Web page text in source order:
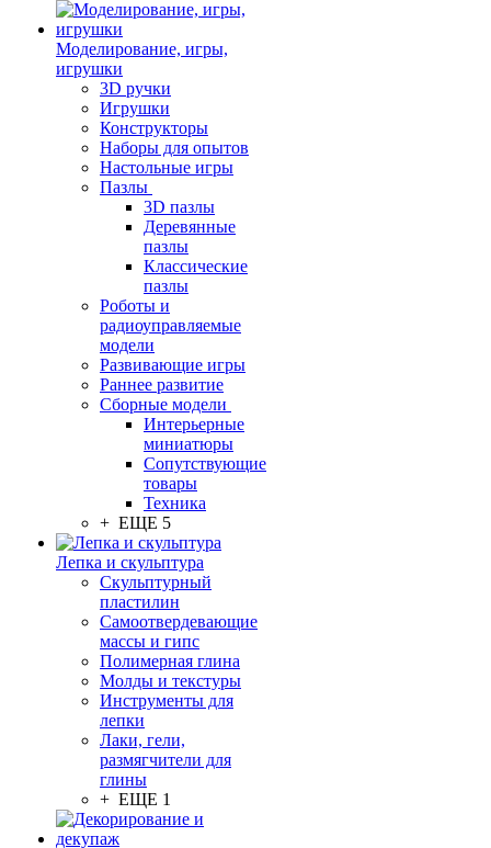
Моделирование, игры,
игрушки
3D ручки
Игрушки
Конструкторы
Наборы для опытов
Настольные игры
Пазлы
3D пазлы
Деревянные
пазлы
Классические
пазлы
Роботы и
радиоуправляемые
модели
Развивающие игры
Раннее развитие
Сборные модели
Интерьерные
миниатюры
Сопутствующие
товары
Техника
+ ЕЩЕ 5
Лепка и скульптура
Скульптурный
пластилин
Самоотвердевающие
массы и гипс
Полимерная глина
Молды и текстуры
Инструменты для
лепки
Лаки, гели,
размягчители для
глины
+ ЕЩЕ 1